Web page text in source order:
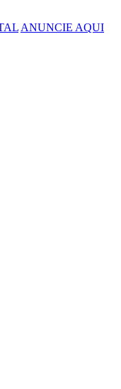
ANUNCIE AQUI